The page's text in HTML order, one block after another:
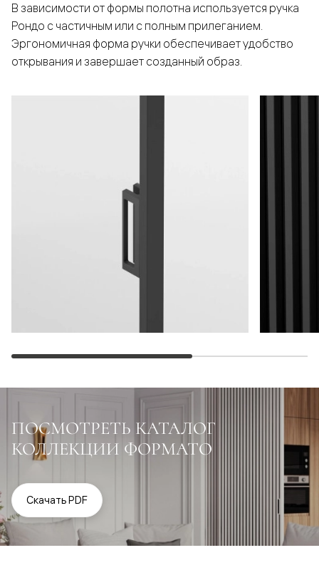
В зависимости от формы полотна используется ручка
Рондо с частичным или с полным прилеганием.
Эргономичная форма ручки обеспечивает удобство
открывания и завершает созданный образ.
ПОСМОТРЕТЬ КАТАЛОГ
КОЛЛЕКЦИИ ФОРМАТО
Скачать PDF